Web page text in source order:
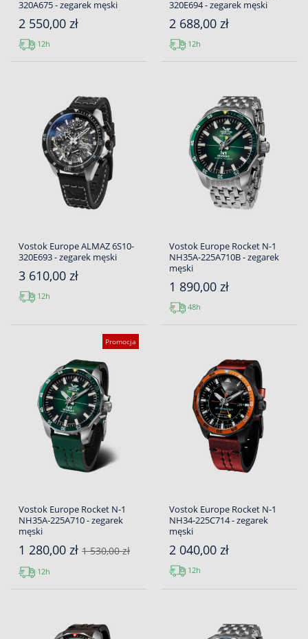
320A675 - zegarek męski
2 550,00 zł
12h
320E694 - zegarek męski
2 688,00 zł
12h
Vostok Europe ALMAZ 6S10-
320E693 - zegarek męski
3 610,00 zł
12h
Vostok Europe Rocket N-1
NH35A-225A710B - zegarek
męski
1 890,00 zł
48h
Promocja
Vostok Europe Rocket N-1
NH35A-225A710 - zegarek
męski
1 280,00 zł 1 530,00 zł
12h
Vostok Europe Rocket N-1
NH34-225C714 - zegarek
męski
2 040,00 zł
12h